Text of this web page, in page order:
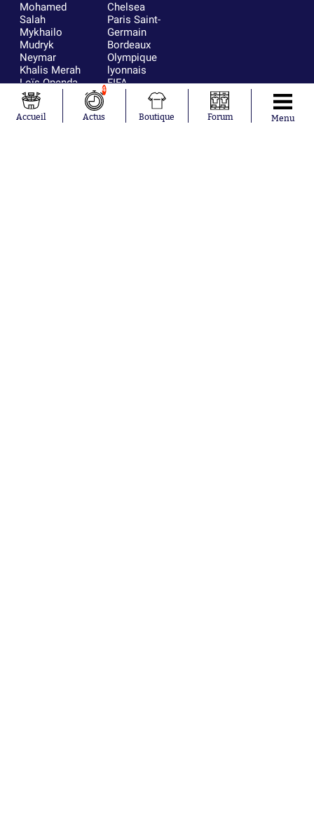
Mohamed
Salah
Mykhailo
Mudryk
Neymar
Khalis Merah
Loïs Openda
Moussa
Niakhaté
Nicolás
Chelsea
Paris Saint-
Germain
Bordeaux
Olympique
lyonnais
FIFA
Real Madrid
RC Strasbourg
AC Milan
Accueil
4
Actus Boutique Forum Menu